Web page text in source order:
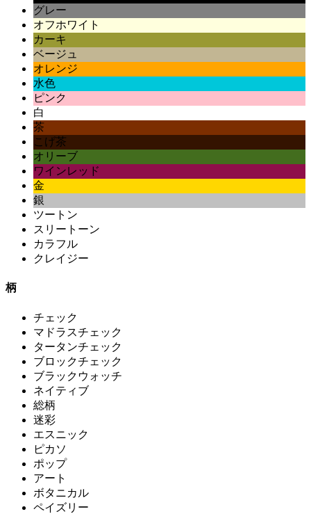
グレー
オフホワイト
カーキ
ベージュ
オレンジ
水色
ピンク
白
茶
こげ茶
オリーブ
ワインレッド
金
銀
ツートン
スリートーン
カラフル
クレイジー
柄
チェック
マドラスチェック
タータンチェック
ブロックチェック
ブラックウォッチ
ネイティブ
総柄
迷彩
エスニック
ピカソ
ポップ
アート
ボタニカル
ペイズリー